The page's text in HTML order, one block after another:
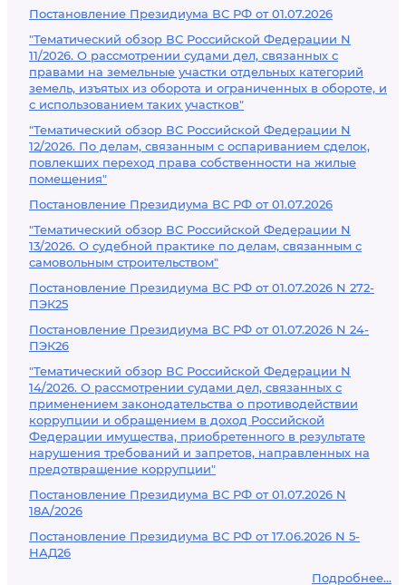
Постановление Президиума ВС РФ от 01.07.2026
"Тематический обзор ВС Российской Федерации N
11/2026. О рассмотрении судами дел, связанных с
правами на земельные участки отдельных категорий
земель, изъятых из оборота и ограниченных в обороте, и
с использованием таких участков"
"Тематический обзор ВС Российской Федерации N
12/2026. По делам, связанным с оспариванием сделок,
повлекших переход права собственности на жилые
помещения"
Постановление Президиума ВС РФ от 01.07.2026
"Тематический обзор ВС Российской Федерации N
13/2026. О судебной практике по делам, связанным с
самовольным строительством"
Постановление Президиума ВС РФ от 01.07.2026 N 272-
ПЭК25
Постановление Президиума ВС РФ от 01.07.2026 N 24-
ПЭК26
"Тематический обзор ВС Российской Федерации N
14/2026. О рассмотрении судами дел, связанных с
применением законодательства о противодействии
коррупции и обращением в доход Российской
Федерации имущества, приобретенного в результате
нарушения требований и запретов, направленных на
предотвращение коррупции"
Постановление Президиума ВС РФ от 01.07.2026 N
18А/2026
Постановление Президиума ВС РФ от 17.06.2026 N 5-
НАД26
Подробнее...